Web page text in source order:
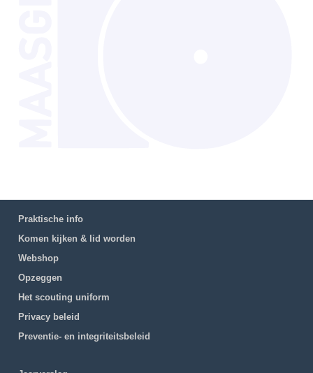
Praktische info
Komen kijken & lid worden
Webshop
Opzeggen
Het scouting uniform
Privacy beleid
Preventie- en integriteitsbeleid